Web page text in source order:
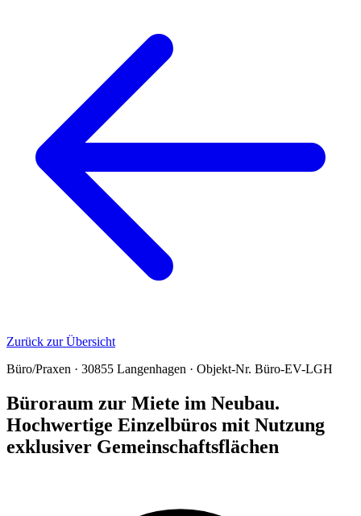
Zurück zur Übersicht
Büro/Praxen · 30855 Langenhagen · Objekt-Nr. Büro-EV-LGH
Büroraum zur Miete im Neubau.
Hochwertige Einzelbüros mit Nutzung
exklusiver Gemeinschaftsflächen